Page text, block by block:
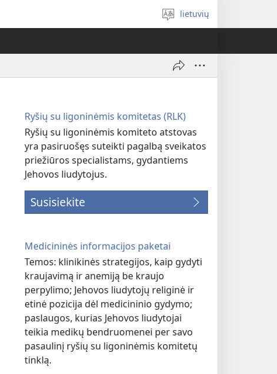
Pasirinkite
kalbą
lietuvių
Ryšių su ligoninėmis komitetas (RLK)
Ryšių su ligoninėmis komiteto atstovas
yra pasiruošęs suteikti pagalbą sveikatos
priežiūros specialistams, gydantiems
Jehovos liudytojus.
Susisiekite
Medicininės informacijos paketai
Temos: klinikinės strategijos, kaip gydyti
kraujavimą ir anemiją be kraujo
perpylimo; Jehovos liudytojų religinė ir
etinė pozicija dėl medicininio gydymo;
paslaugos, kurias Jehovos liudytojai
teikia medikų bendruomenei per savo
pasaulinį ryšių su ligoninėmis komitetų
tinklą.